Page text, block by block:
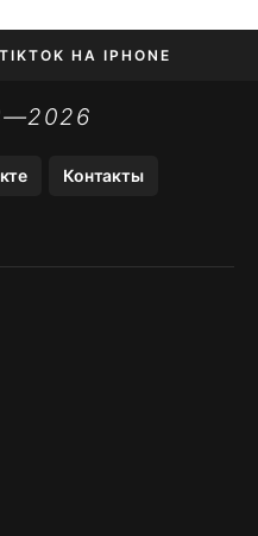
TIKTOK НА IPHONE
Контакты